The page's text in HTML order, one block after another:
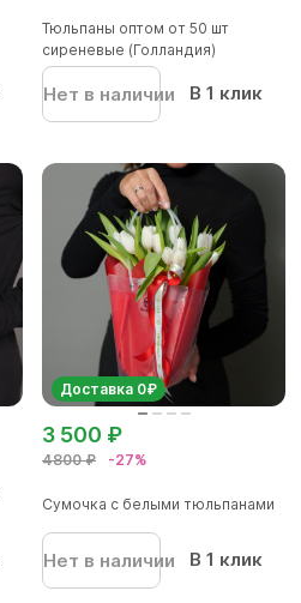
Тюльпаны оптом от 50 шт
сиреневые (Голландия)
Нет в наличии В 1 клик
Доставка 0₽
4800 ₽ -27%
3 500 ₽
Сумочка с белыми тюльпанами
Нет в наличии В 1 клик